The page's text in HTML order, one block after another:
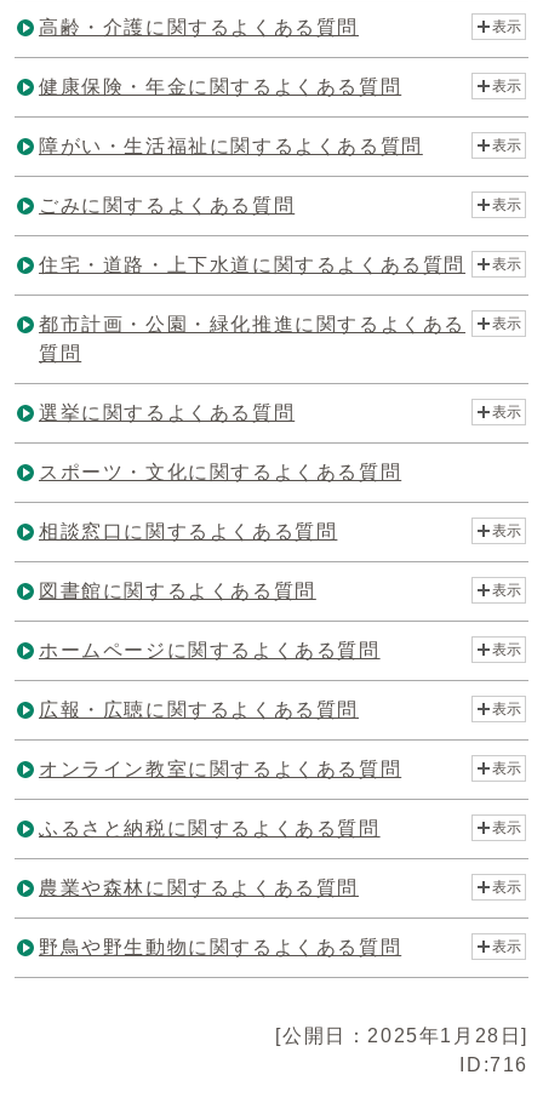
高齢・介護に関するよくある質問 表示
健康保険・年金に関するよくある質問 表示
障がい・生活福祉に関するよくある質問 表示
ごみに関するよくある質問 表示
住宅・道路・上下水道に関するよくある質問 表示
都市計画・公園・緑化推進に関するよくある
質問
表示
選挙に関するよくある質問 表示
スポーツ・文化に関するよくある質問
相談窓口に関するよくある質問 表示
図書館に関するよくある質問 表示
ホームページに関するよくある質問 表示
広報・広聴に関するよくある質問 表示
オンライン教室に関するよくある質問 表示
ふるさと納税に関するよくある質問 表示
農業や森林に関するよくある質問 表示
野鳥や野生動物に関するよくある質問 表示
[公開日：2025年1月28日]
ID:716